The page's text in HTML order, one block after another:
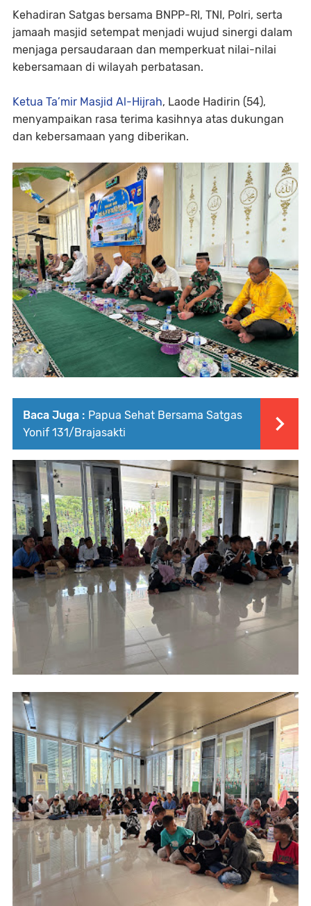
Kehadiran Satgas bersama BNPP-RI, TNI, Polri, serta
jamaah masjid setempat menjadi wujud sinergi dalam
menjaga persaudaraan dan memperkuat nilai-nilai
kebersamaan di wilayah perbatasan.
Ketua Ta’mir Masjid Al-Hijrah, Laode Hadirin (54),
menyampaikan rasa terima kasihnya atas dukungan
dan kebersamaan yang diberikan.
Baca Juga : Papua Sehat Bersama Satgas
Yonif 131/Brajasakti